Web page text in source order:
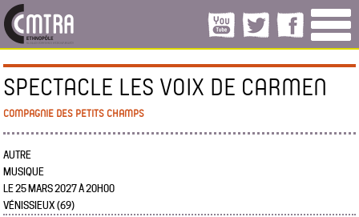
SPECTACLE LES VOIX DE CARMEN
COMPAGNIE DES PETITS CHAMPS
AUTRE
MUSIQUE
LE 25 MARS 2027 À 20H00
VÉNISSIEUX (69)